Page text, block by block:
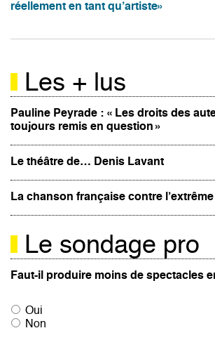
réellement en tant qu’artiste»
Les + lus
Pauline Peyrade : « Les droits des
toujours remis en question »
Le théâtre de… Denis Lavant
La chanson française contre
Le sondage pro
Faut-il produire moins de spectacles
Oui
Non